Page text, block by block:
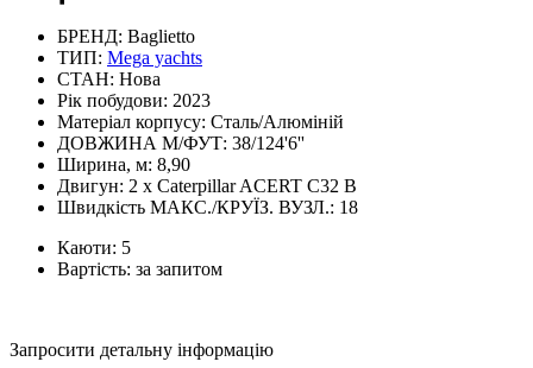
БРЕНД: Baglietto
ТИП: Mega yachts
СТАН: Нова
Рік побудови: 2023
Матеріал корпусу: Сталь/Алюміній
ДОВЖИНА М/ФУТ: 38/124'6''
Ширина, м: 8,90
Двигун: 2 x Caterpillar ACERT C32 B
Швидкість МАКС./КРУЇЗ. ВУЗЛ.: 18
Каюти: 5
Вартість: за запитом
Запросити детальну інформацію